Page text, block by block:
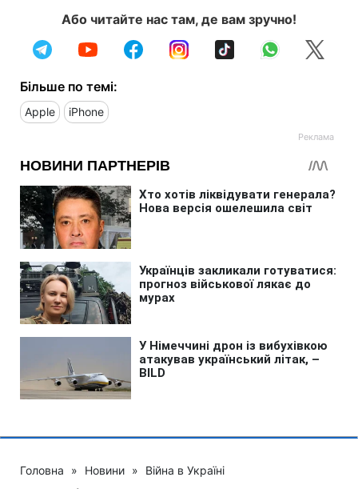
Або читайте нас там, де вам зручно!
Більше по темі:
Apple iPhone
Головна » Новини » Війна в Україні